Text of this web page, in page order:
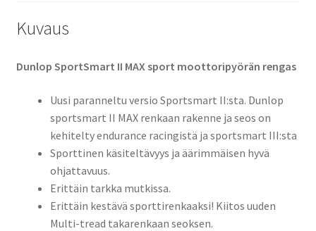
Kuvaus
Dunlop SportSmart II MAX sport moottoripyörän rengas
Uusi paranneltu versio Sportsmart II:sta. Dunlop
sportsmart II MAX renkaan rakenne ja seos on
kehitelty endurance racingistä ja sportsmart III:sta
Sporttinen käsiteltävyys ja äärimmäisen hyvä
ohjattavuus.
Erittäin tarkka mutkissa.
Erittäin kestävä sporttirenkaaksi! Kiitos uuden
Multi-tread takarenkaan seoksen.